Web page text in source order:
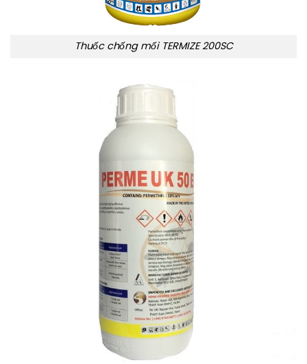
Thuốc chống mối TERMIZE 200SC